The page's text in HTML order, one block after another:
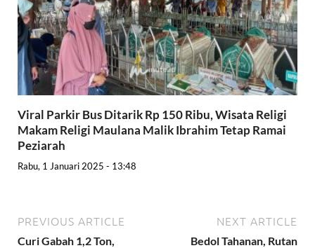
Viral Parkir Bus Ditarik Rp 150 Ribu, Wisata Religi
Makam Religi Maulana Malik Ibrahim Tetap Ramai
Peziarah
Rabu, 1 Januari 2025 - 13:48
PREVIOUS ARTICLE
Curi Gabah 1,2 Ton,
NEXT ARTICLE
Bedol Tahanan, Rutan